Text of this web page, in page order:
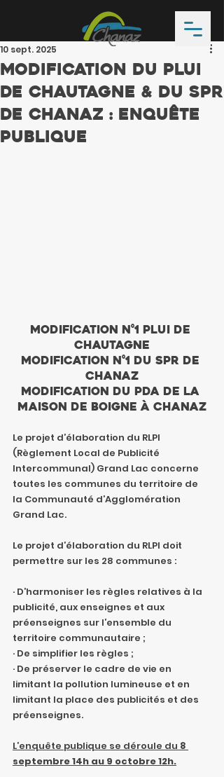
Modification du PLUI
de Chautagne & du SPR
de Chanaz : enquête
publique
10 sept. 2025
Modification n°1 PLUi de
Chautagne
Modification n°1 du SPR de
Chanaz
Modification du PDA de la
maison de Boigne à Chanaz
Le projet d’élaboration du RLPI
(Règlement Local de Publicité
Intercommunal) Grand Lac concerne
toutes les communes du territoire de
la Communauté d’Agglomération
Grand Lac.
Le projet d’élaboration du RLPI doit
permettre sur les 28 communes :
· D’harmoniser les règles relatives à la
publicité, aux enseignes et aux
préenseignes sur l’ensemble du
territoire communautaire ;
· De simplifier les règles ;
· De préserver le cadre de vie en
limitant la pollution lumineuse et en
limitant la place des publicités et des
préenseignes.
L’enquête publique se déroule du 8
septembre 14h au 9 octobre 12h.